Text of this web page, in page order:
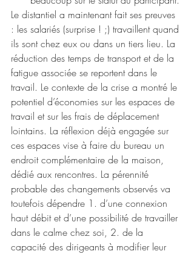
Le distantiel a maintenant fait ses preuves
: les salariés (surprise ! ;) travaillent quand
ils sont chez eux ou dans un tiers lieu. La
réduction des temps de transport et de la
fatigue associée se reportent dans le
travail. Le contexte de la crise a montré le
potentiel d’économies sur les espaces de
travail et sur les frais de déplacement
lointains. La réflexion déjà engagée sur
ces espaces vise à faire du bureau un
endroit complémentaire de la maison,
dédié aux rencontres. La pérennité
probable des changements observés va
toutefois dépendre 1. d’une connexion
haut débit et d’une possibilité de travailler
dans le calme chez soi, 2. de la
capacité des dirigeants à modifier leur